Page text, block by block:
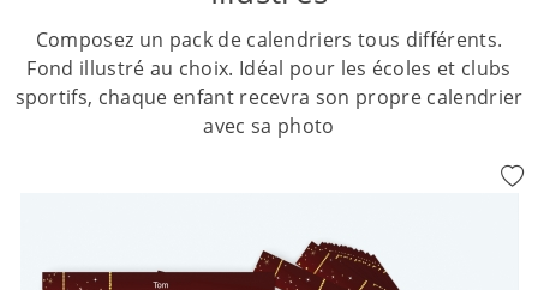
Composez un pack de calendriers tous différents.
Fond illustré au choix. Idéal pour les écoles et clubs
sportifs, chaque enfant recevra son propre calendrier
avec sa photo